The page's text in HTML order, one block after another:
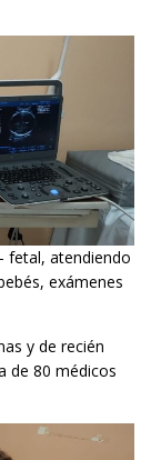
fetal, atendiendo
exámenes
y de recién
de 80 médicos